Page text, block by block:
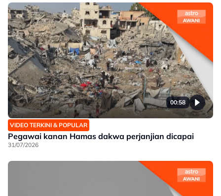
00:58
VIDEO TERKINI & POPULAR
Pegawai kanan Hamas dakwa perjanjian dicapai
31/07/2026